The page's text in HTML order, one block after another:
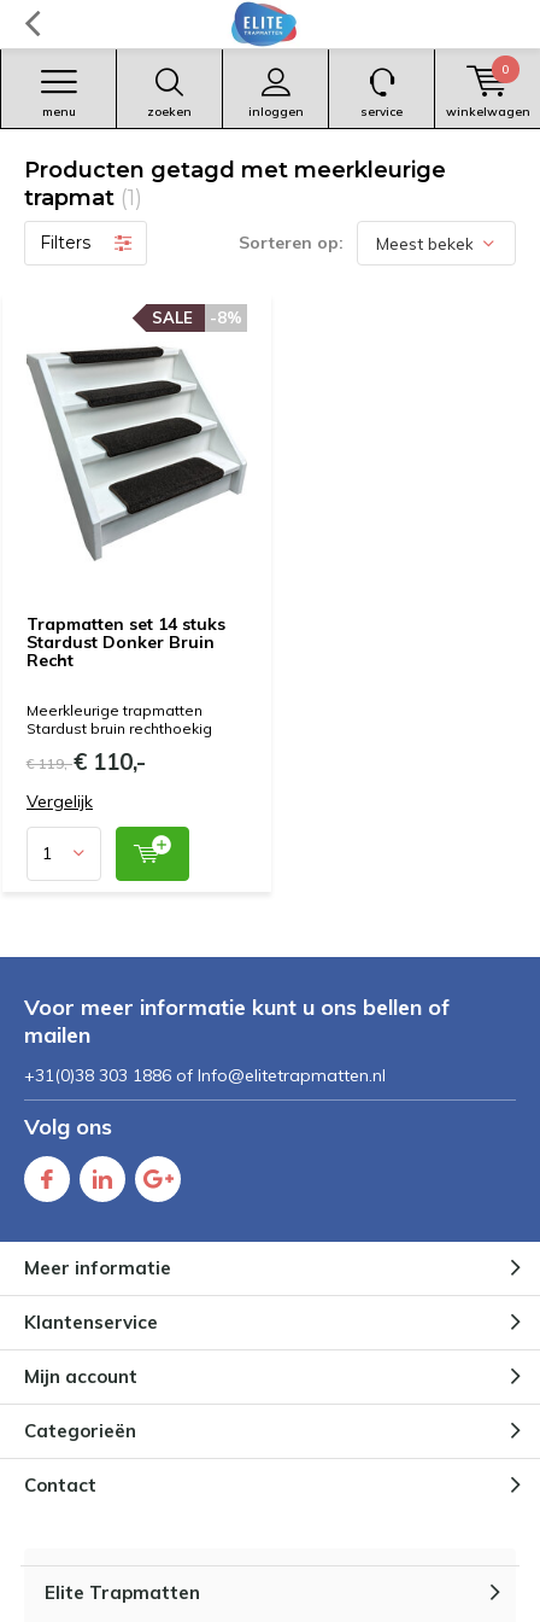
zoeken inloggen
menu service winkelwagen
0
Producten getagd met meerkleurige
trapmat (1)
Filters Sorteren op:
Trapmatten set 14 stuks
Stardust Donker Bruin
Recht
-8%
SALE
Meerkleurige trapmatten
Stardust bruin rechthoekig
€ 119,-€ 110,-
Vergelijk
Voor meer informatie kunt u ons bellen of
mailen
+31(0)38 303 1886 of Info@elitetrapmatten.nl
Volg ons
Meer informatie
Klantenservice
Mijn account
Categorieën
Contact
Elite Trapmatten